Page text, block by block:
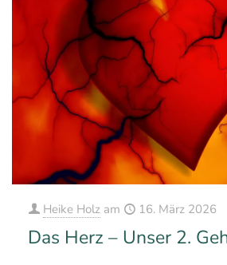
Heike Holz am 16. März 2026
Das Herz – Unser 2.